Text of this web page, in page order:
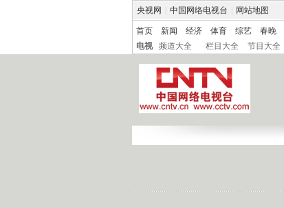
央视网 中国网络电视台 网站地图
首页 新闻 经济 体育 综艺 春晚
电视
频道大全 栏目大全 节目大全